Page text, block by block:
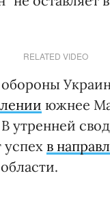
RELATED VIDEO
южнее
в